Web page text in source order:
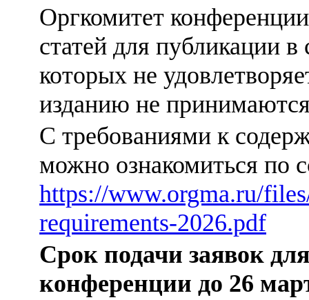
Оргкомитет
статей для публикации
которых не
изданию не
С требованиями к
можно ознакомиться по
https://www.orgma.ru/
requirements-2026.pdf
Срок подачи заявок
конференции до 26